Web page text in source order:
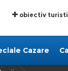
obiectiv
Cazare